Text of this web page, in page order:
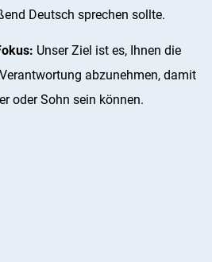
Deutsch sprechen sollte.
Unser Ziel ist es, Ihnen die
abzunehmen, damit
oder Sohn sein können.